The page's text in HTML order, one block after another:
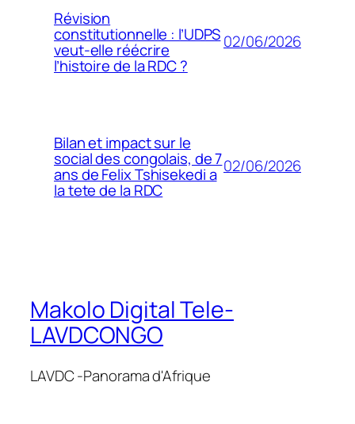
Révision
constitutionnelle : l’UDPS
veut-elle réécrire
l’histoire de la RDC ?
02/06/2026
Bilan et impact sur le
social des congolais, de 7
ans de Felix Tshisekedi a
la tete de la RDC
02/06/2026
Makolo Digital Tele-
LAVDCONGO
LAVDC -Panorama d'Afrique